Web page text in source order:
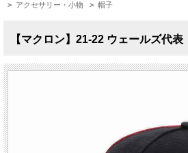
> アクセサリー・小物 > 帽子
【マクロン】21-22 ウェールズ代